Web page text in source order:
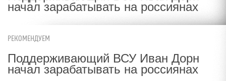
начал зарабатывать на россиянах
РЕКОМЕНДУЕМ
Поддерживающий ВСУ Иван Дорн
начал зарабатывать на россиянах